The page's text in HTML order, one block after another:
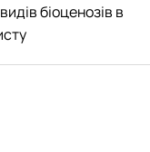
біоценозів в